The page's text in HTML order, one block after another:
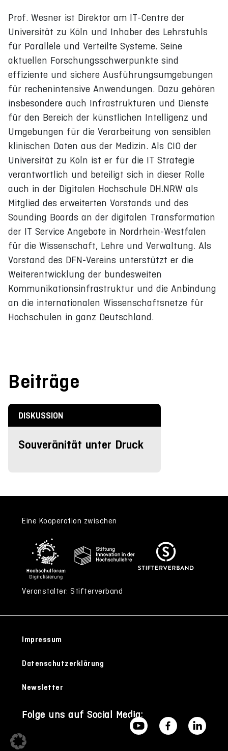
Prof. Wesner ist Direktor am IT-Centre der
Universität zu Köln und Inhaber des Lehrstuhls
für Parallele und Verteilte Systeme. Seine
aktuellen Forschungsschwerpunkte sind
effiziente und sichere Ausführungsumgebungen
für rechenintensive Anwendungen. Dazu gehören
insbesondere auch Infrastrukturen und Dienste
für den Bereich der künstlichen Intelligenz und
Umgebungen für die Verarbeitung von sensiblen
klinischen Daten aus der Medizin. Als CIO der
Universität zu Köln ist er für die IT Strategie
verantwortlich und beteiligt sich in dieser Rolle
auch in der Digitalen Hochschule DH.NRW als
Mitglied des erweiterten Vorstands und des
Sounding Boards an der digitalen Transformation
der IT Service Angebote in Nordrhein-Westfalen
für die Wissenschaft, Lehre und Verwaltung. Als
Vorstand des DFN-Vereins unterstützt er die
Weiterentwicklung der bundesweiten
Kommunikationsinfrastruktur und die Anbindung
an die internationalen Wissenschaftsnetze für
Hochschulen in ganz Deutschland.
Beiträge
DISKUSSION
Souveränität unter Druck
Eine Kooperation zwischen
Veranstalter: Stifterverband
Impressum
Datenschutzerklärung
Newsletter
Folge uns auf Social Media: